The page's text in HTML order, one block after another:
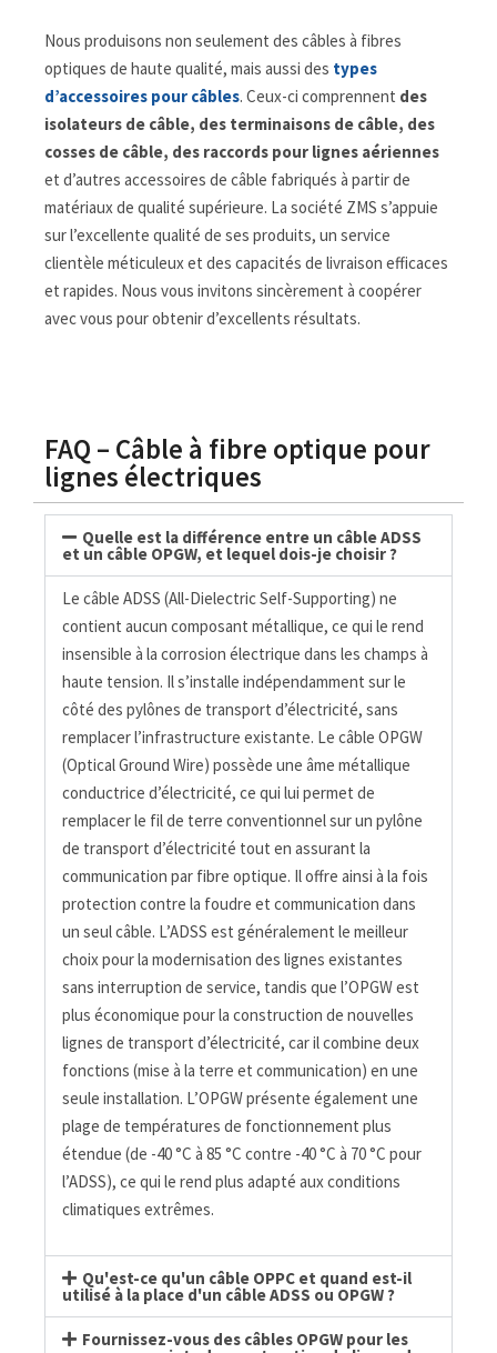
Nous produisons non seulement des câbles à fibres
optiques de haute qualité, mais aussi des types
d’accessoires pour câbles. Ceux-ci comprennent des
isolateurs de câble, des terminaisons de câble, des
cosses de câble, des raccords pour lignes aériennes
et d’autres accessoires de câble fabriqués à partir de
matériaux de qualité supérieure. La société ZMS s’appuie
sur l’excellente qualité de ses produits, un service
clientèle méticuleux et des capacités de livraison efficaces
et rapides. Nous vous invitons sincèrement à coopérer
avec vous pour obtenir d’excellents résultats.
FAQ – Câble à fibre optique pour
lignes électriques
Quelle est la différence entre un câble ADSS
et un câble OPGW, et lequel dois-je choisir ?
Le câble ADSS (All-Dielectric Self-Supporting) ne
contient aucun composant métallique, ce qui le rend
insensible à la corrosion électrique dans les champs à
haute tension. Il s’installe indépendamment sur le
côté des pylônes de transport d’électricité, sans
remplacer l’infrastructure existante. Le câble OPGW
(Optical Ground Wire) possède une âme métallique
conductrice d’électricité, ce qui lui permet de
remplacer le fil de terre conventionnel sur un pylône
de transport d’électricité tout en assurant la
communication par fibre optique. Il offre ainsi à la fois
protection contre la foudre et communication dans
un seul câble. L’ADSS est généralement le meilleur
choix pour la modernisation des lignes existantes
sans interruption de service, tandis que l’OPGW est
plus économique pour la construction de nouvelles
lignes de transport d’électricité, car il combine deux
fonctions (mise à la terre et communication) en une
seule installation. L’OPGW présente également une
plage de températures de fonctionnement plus
étendue (de -40 °C à 85 °C contre -40 °C à 70 °C pour
l’ADSS), ce qui le rend plus adapté aux conditions
climatiques extrêmes.
Qu'est-ce qu'un câble OPPC et quand est-il
utilisé à la place d'un câble ADSS ou OPGW ?
Fournissez-vous des câbles OPGW pour les